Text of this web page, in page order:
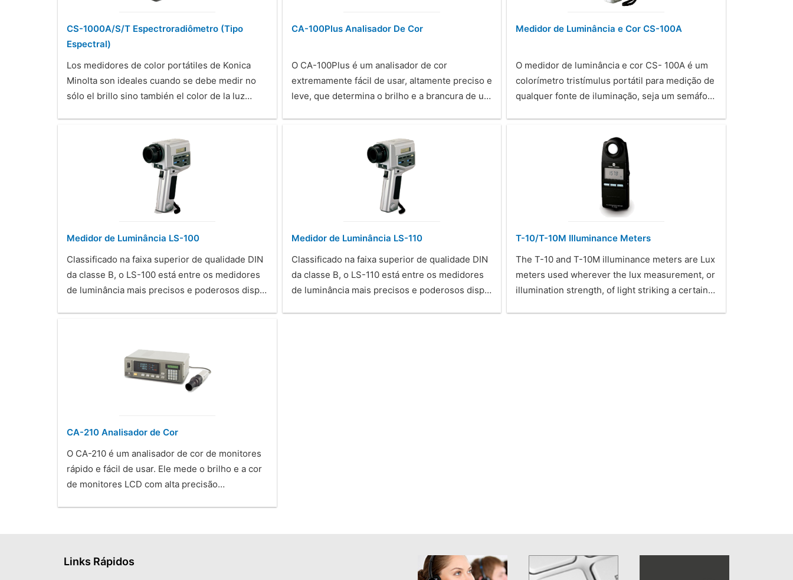
CS-1000A/S/T Espectroradiômetro (Tipo
Espectral)
Los medidores de color portátiles de Konica
Minolta son ideales cuando se debe medir no
sólo el brillo sino también el color de la luz…
CA-100Plus Analisador De Cor
O CA-100Plus é um analisador de cor
extremamente fácil de usar, altamente preciso e
leve, que determina o brilho e a brancura de u…
Medidor de Luminância e Cor CS-100A
O medidor de luminância e cor CS- 100A é um
colorímetro tristímulus portátil para medição de
qualquer fonte de iluminação, seja um semáfo…
Medidor de Luminância LS-100
Classificado na faixa superior de qualidade DIN
da classe B, o LS-100 está entre os medidores
de luminância mais precisos e poderosos disp…
Medidor de Luminância LS-110
Classificado na faixa superior de qualidade DIN
da classe B, o LS-110 está entre os medidores
de luminância mais precisos e poderosos disp…
T-10/T-10M Illuminance Meters
The T-10 and T-10M illuminance meters are Lux
meters used wherever the lux measurement, or
illumination strength, of light striking a certain…
CA-210 Analisador de Cor
O CA-210 é um analisador de cor de monitores
rápido e fácil de usar. Ele mede o brilho e a cor
de monitores LCD com alta precisão…
Links Rápidos